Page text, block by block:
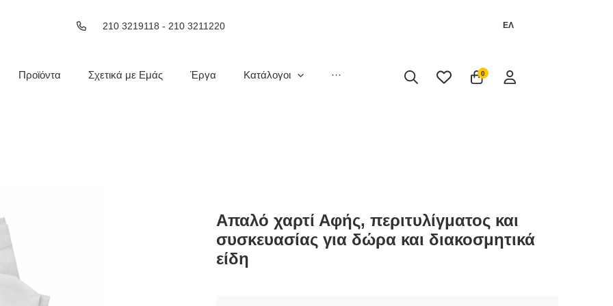
210 3219118 - 210 3211220 ΕΛ
Προϊόντα Σχετικά με Εμάς Έργα Κατάλογοι ··· 0
Απαλό χαρτί Αφής, περιτυλίγματος και
συσκευασίας για δώρα και διακοσμητικά
είδη